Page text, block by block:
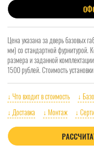
Цена указана за дверь базовых
мм) со стандартной фурнитурой.
размера и заданной
1500 рублей. Стоимость
↓ Что входит в стоимость ↓
↓ Доставка
↓ Монтаж ↓